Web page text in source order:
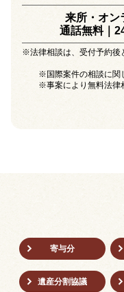
来所・オン
通話無料｜
※法律相談は、受付予約後
※国際案件の相談に関
※事案により無料法律
寄与分
遺産分割協議